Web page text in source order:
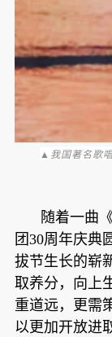
▲ 我国著名歌
随着一曲
团30周年庆典
拔节生长的崭
取养分，向上
重道远，更需
以更加开放进